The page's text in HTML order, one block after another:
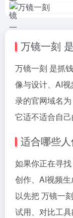
万镜一刻
万镜一刻 是抓
像与设计、AI
录的官网域名
它适不适合自己
适合哪些
如果你正在寻
创作、AI视频
以先把 万镜一
试用、对比工